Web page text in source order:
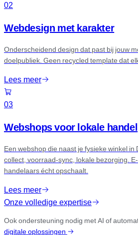
02
Webdesign met karakter
Onderscheidend design dat past bij jouw
doelpubliek. Geen recycled template dat
Lees meer
03
Webshops voor lokale handel
Een webshop die naast je fysieke winkel in
collect, voorraad-sync, lokale bezorging.
handelaars écht opschaalt.
Lees meer
Onze volledige expertise
Ook ondersteuning nodig met AI of
digitale oplossingen